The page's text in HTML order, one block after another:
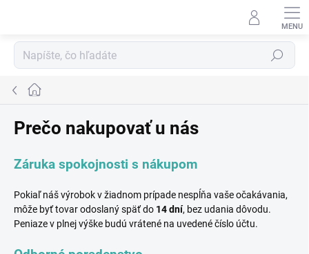
Hľadať
Domov
Prečo nakupovať u nás
Záruka spokojnosti s nákupom
Pokiaľ náš výrobok v žiadnom prípade nespĺňa vaše očakávania,
môže byť tovar odoslaný späť do 14 dní, bez udania dôvodu.
Peniaze v plnej výške budú vrátené na uvedené číslo účtu.